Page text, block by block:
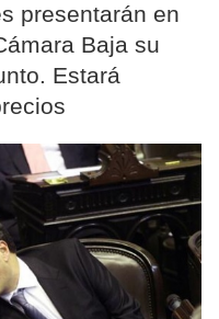
presentarán en
Baja su
Estará